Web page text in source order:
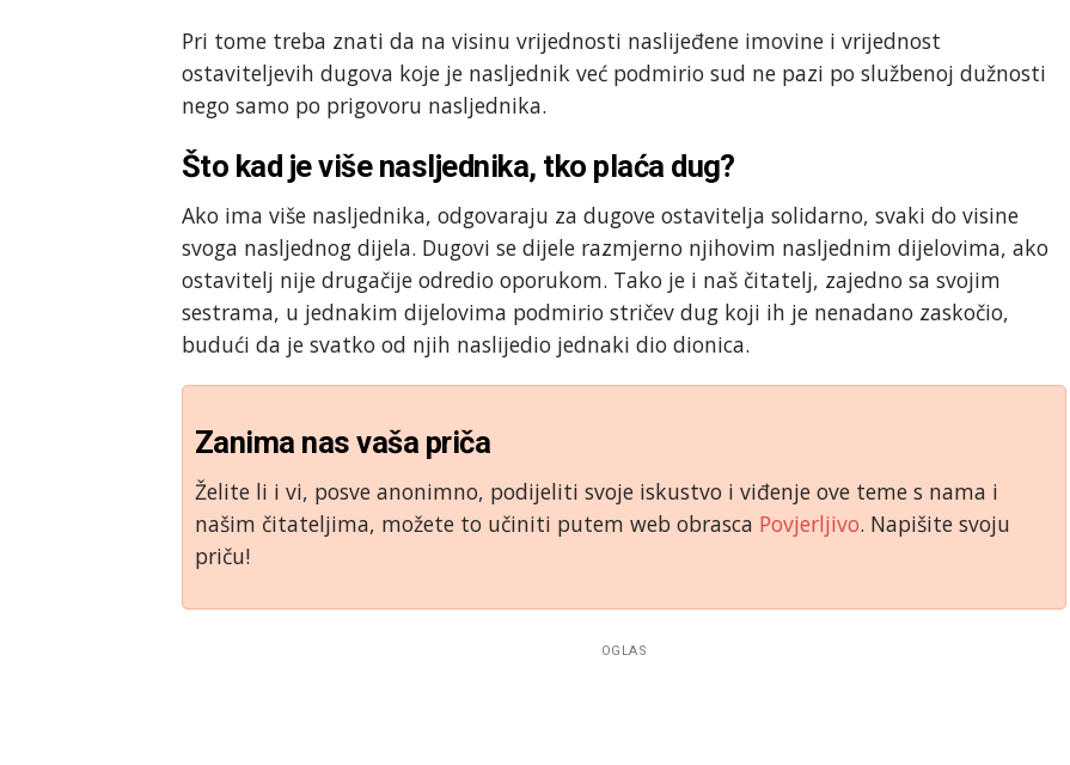
Pri tome treba znati da na visinu vrijednosti naslijeđene imovine i vrijednost
ostaviteljevih dugova koje je nasljednik već podmirio sud ne pazi po službenoj dužnosti
nego samo po prigovoru nasljednika.
Što kad je više nasljednika, tko plaća dug?
Ako ima više nasljednika, odgovaraju za dugove ostavitelja solidarno, svaki do visine
svoga nasljednog dijela. Dugovi se dijele razmjerno njihovim nasljednim dijelovima, ako
ostavitelj nije drugačije odredio oporukom. Tako je i naš čitatelj, zajedno sa svojim
sestrama, u jednakim dijelovima podmirio stričev dug koji ih je nenadano zaskočio,
budući da je svatko od njih naslijedio jednaki dio dionica.
Zanima nas vaša priča
Želite li i vi, posve anonimno, podijeliti svoje iskustvo i viđenje ove teme s nama i
našim čitateljima, možete to učiniti putem web obrasca Povjerljivo. Napišite svoju
priču!
OGLAS